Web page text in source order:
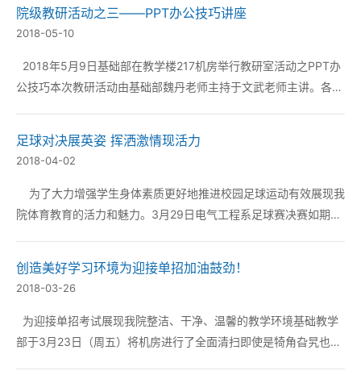
省启动仪式暨首场授课在沈阳...
院级教研活动之三——PPT办公技巧讲座
2018-05-10
2018年5月9日基础部在教学楼217机房举行教研室活动之PPT办
公技巧本次教研活动由基础部魏丹老师主持于文武老师主讲。各系
足球对决展英姿 挥洒激情现活力
2018-04-02
为了大力增强学生身体素质更好地推进校园足球运动有效展现我
院体育教育的活力和魅力。3月29日电气工程系足球赛决赛如期举
创造美好学习环境为迎接单招加油鼓劲！
2018-03-26
为迎接单招考试展现我院整洁、干净、温馨的教学环境基础教学
部于3月23日（周五）将机房进行了全面清扫即使是犄角旮旯也没